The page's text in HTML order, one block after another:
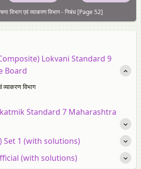
विभाग एवं व्याकरण विभाग - निबंध [Page 52]
Lokvani Standard 9
Board
विभाग
Standard 7 Maharashtra
Set 1 (with solutions)
(with solutions)